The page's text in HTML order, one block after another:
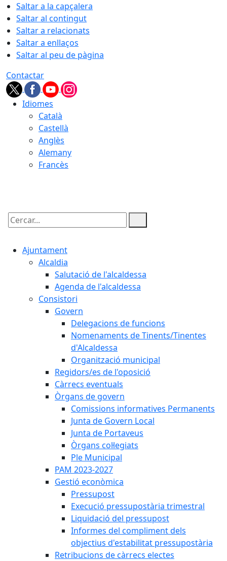
Saltar a la capçalera
Saltar al contingut
Saltar a relacionats
Saltar a enllaços
Saltar al peu de pàgina
Contactar
Idiomes
Català
Castellà
Anglès
Alemany
Francès
Cercar:
Ajuntament
Alcaldia
Salutació de l'alcaldessa
Agenda de l'alcaldessa
Consistori
Govern
Delegacions de funcions
Nomenaments de Tinents/Tinentes
d'Alcaldessa
Organització municipal
Regidors/es de l'oposició
Càrrecs eventuals
Òrgans de govern
Comissions informatives Permanents
Junta de Govern Local
Junta de Portaveus
Òrgans col·legiats
Ple Municipal
PAM 2023-2027
Gestió econòmica
Pressupost
Execució pressupostària trimestral
Liquidació del pressupost
Informes del compliment dels
objectius d'estabilitat pressupostària
Retribucions de càrrecs electes